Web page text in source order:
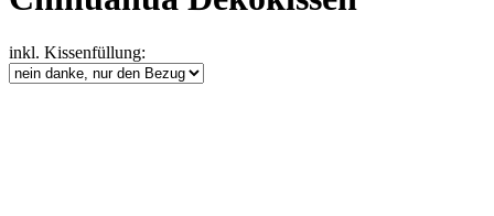
inkl. Kissenfüllung: